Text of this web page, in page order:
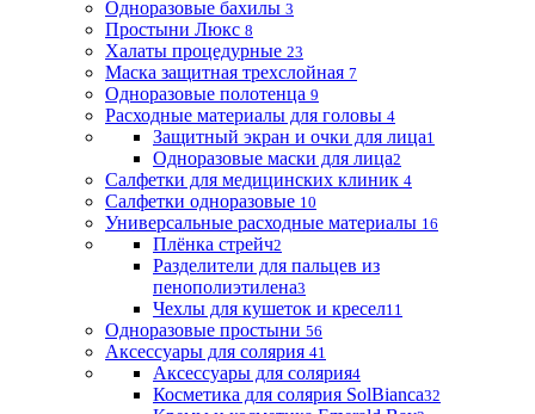
Одноразовые бахилы 3
Простыни Люкс 8
Халаты процедурные 23
Маска защитная трехслойная 7
Одноразовые полотенца 9
Расходные материалы для головы 4
Защитный экран и очки для лица1
Одноразовые маски для лица2
Салфетки для медицинских клиник 4
Салфетки одноразовые 10
Универсальные расходные материалы 16
Плёнка стрейч2
Разделители для пальцев из
пенополиэтилена3
Чехлы для кушеток и кресел11
Одноразовые простыни 56
Аксессуары для солярия 41
Аксессуары для солярия4
Косметика для солярия SolBianca32